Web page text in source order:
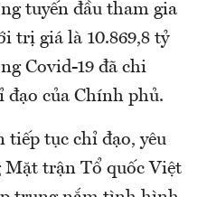
tuyến đầu tham gia
trị giá là 10.869,8 tỷ
Covid-19 đã chi
đạo của Chính phủ.
tiếp tục chỉ đạo, yêu
Mặt trận Tổ quốc Việt